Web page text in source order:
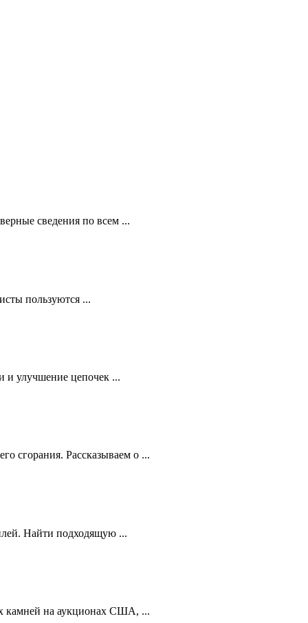
сведения по всем ...
пользуются ...
и улучшение цепочек ...
сгорания. Рассказываем о ...
Найти подходящую ...
камней на аукционах США, ...